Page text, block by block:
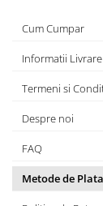
Cum Cumpar
Informatii Livrare
Termeni si
Despre noi
FAQ
Metode de Plata